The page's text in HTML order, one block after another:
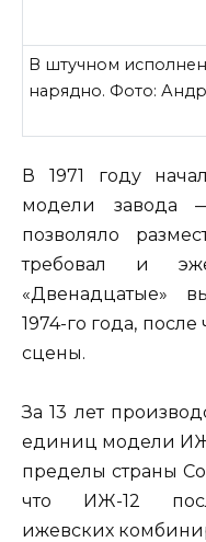
В штучном
нарядно. Фото:
В 1971 году
модели завода
позволяло
требовал и
«Двенадцатые»
1974-го года,
сцены.
За 13 лет
единиц модели ИЖ-
пределы страны
что ИЖ-12
ижевских